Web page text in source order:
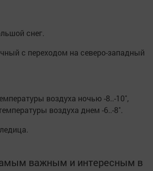
снег.
с переходом на северо-западный
воздуха ночью -8..-10˚,
воздуха днем -6..-8˚.
важным и интересным в